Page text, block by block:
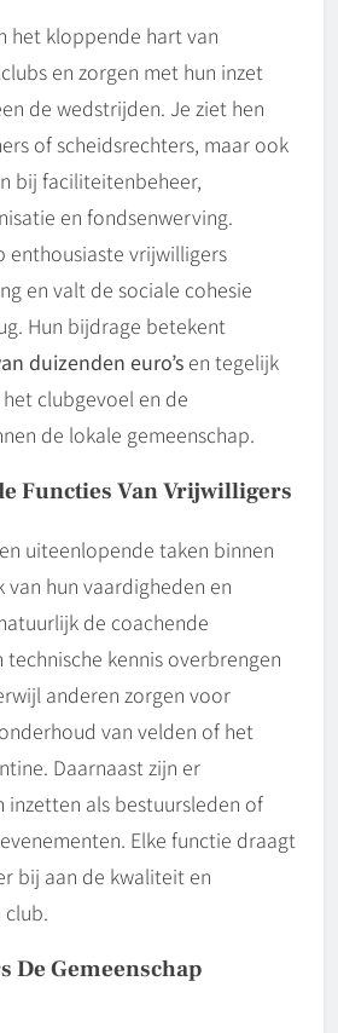
het kloppende hart van
en zorgen met hun inzet
de wedstrijden. Je ziet hen
of scheidsrechters, maar ook
bij faciliteitenbeheer,
en fondsenwerving.
enthousiaste vrijwilligers
en valt de sociale cohesie
Hun bijdrage betekent
duizenden euro’s en tegelijk
clubgevoel en de
de lokale gemeenschap.
Functies Van Vrijwilligers
uiteenlopende taken binnen
van hun vaardigheden en
de coachende
kennis overbrengen
anderen zorgen voor
van velden of het
Daarnaast zijn er
inzetten als bestuursleden of
Elke functie draagt
bij aan de kwaliteit en
De Gemeenschap